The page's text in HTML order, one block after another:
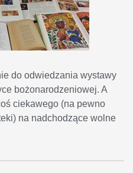
do odwiedzania wystawy
bożonarodzeniowej. A
ciekawego (na pewno
na nadchodzące wolne